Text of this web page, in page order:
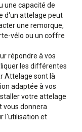
une capacité de
d'un attelage peut
une remorque,
vélo ou un coffre
répondre à vos
les différentes
Attelage sont là
adaptée à vos
votre attelage
vous donnera
l'utilisation et